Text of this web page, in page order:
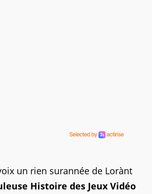
un rien surannée de Lorànt
Histoire des Jeux Vidéo